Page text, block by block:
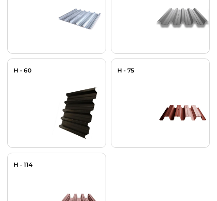
Н - 60 Н - 75
Н - 114